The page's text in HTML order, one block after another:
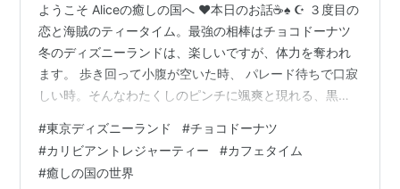
ようこそ Aliceの癒しの国へ ❤本日のお話☕♠ ☪️ ３度目の
恋と海賊のティータイム。最強の相棒はチョコドーナツ
冬のディズニーランドは、楽しいですが、体力を奪われ
ます。 歩き回って小腹が空いた時、 パレード待ちで口寂
しい時。そんなわたくしのピンチに颯爽と現れる、黒く
コドーナツ この冬、わたくしたちは、なんと3回もこの
救世主に助けられました。もはやおやつを超えて、わた
くしの冬の相棒でございます🧚 ☪️ ３度目の恋と海賊のテ
#東京ディズニーランド #チョコドーナツ
#カリビアントレジャーティー #カフェタイム
#癒しの国の世界